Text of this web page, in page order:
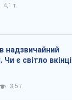
4,1 т.
надзвичайний
є світло вкінці
3,5 т.